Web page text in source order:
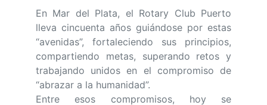
En Mar del Plata, el Rotary Club Puerto
lleva cincuenta años guiándose por estas
“avenidas”, fortaleciendo sus principios,
compartiendo metas, superando retos y
trabajando unidos en el compromiso de
“abrazar a la humanidad”.
Entre esos compromisos, hoy se